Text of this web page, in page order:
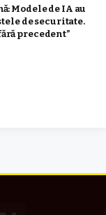
Modele de IA au
de securitate.
precedent”